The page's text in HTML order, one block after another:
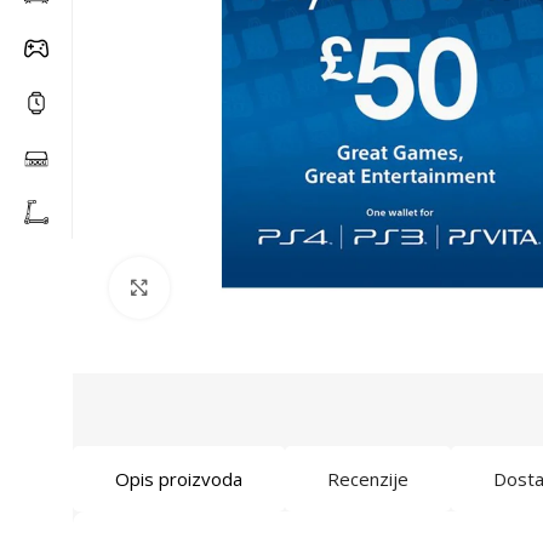
Click to enlarge
Opis proizvoda Recenzije